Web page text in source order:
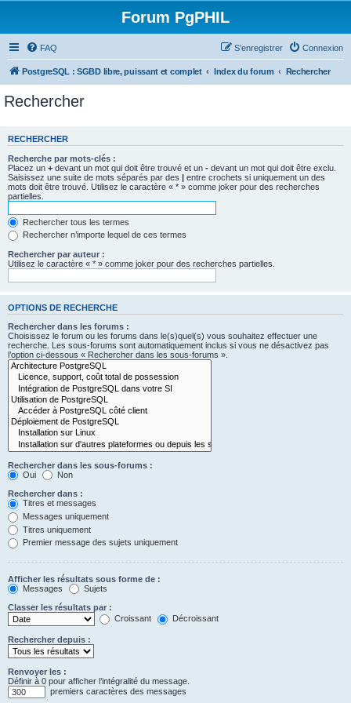
Forum PgPHIL
FAQ Connexion
S’enregistrer
PostgreSQL : SGBD libre, puissant et complet Index du forum Rechercher
Rechercher
RECHERCHER
Recherche par mots-clés :
Placez un + devant un mot qui doit être trouvé et un - devant un mot qui doit être exclu.
Saisissez une suite de mots séparés par des | entre crochets si uniquement un des
mots doit être trouvé. Utilisez le caractère « * » comme joker pour des recherches
partielles.
Rechercher tous les termes
Rechercher n’importe lequel de ces termes
Rechercher par auteur :
Utilisez le caractère « * » comme joker pour des recherches partielles.
OPTIONS DE RECHERCHE
Rechercher dans les forums :
Choisissez le forum ou les forums dans le(s)quel(s) vous souhaitez effectuer une
recherche. Les sous-forums sont automatiquement inclus si vous ne désactivez pas
l’option ci-dessous « Rechercher dans les sous-forums ».
Rechercher dans les sous-forums :
Oui
Non
Rechercher dans :
Titres et messages
Messages uniquement
Titres uniquement
Premier message des sujets uniquement
Afficher les résultats sous forme de :
Messages
Sujets
Classer les résultats par :
Croissant
Décroissant
Rechercher depuis :
Renvoyer les :
Définir à 0 pour afficher l’intégralité du message.
premiers caractères des messages